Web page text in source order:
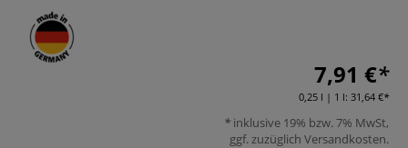
7,91 €
0,25 l | 1 l: 31,64 €
inklusive 19% bzw. 7% MwSt,
ggf. zuzüglich Versandkosten.